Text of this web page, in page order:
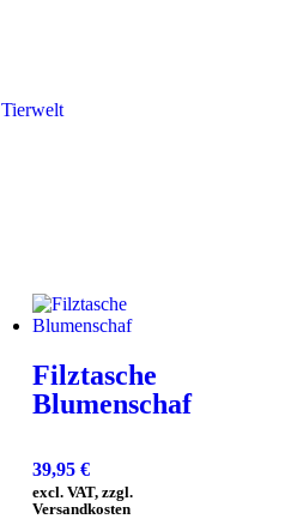
Tierwelt
Filztasche
Blumenschaf
39,95 €
excl. VAT, zzgl.
Versandkosten